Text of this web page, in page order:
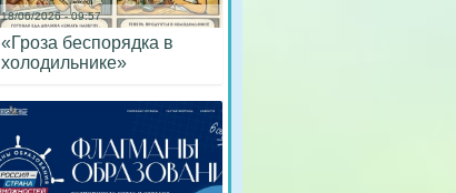
18/06/2026 - 09:57
«Гроза беспорядка в
холодильнике»